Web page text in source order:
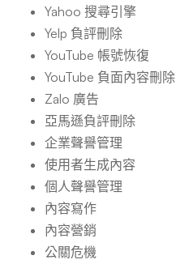
Yahoo 搜尋引擎
Yelp 負評刪除
YouTube 帳號恢復
YouTube 負面內容刪除
Zalo 廣告
亞馬遜負評刪除
企業聲譽管理
使用者生成內容
個人聲譽管理
內容寫作
內容營銷
公關危機